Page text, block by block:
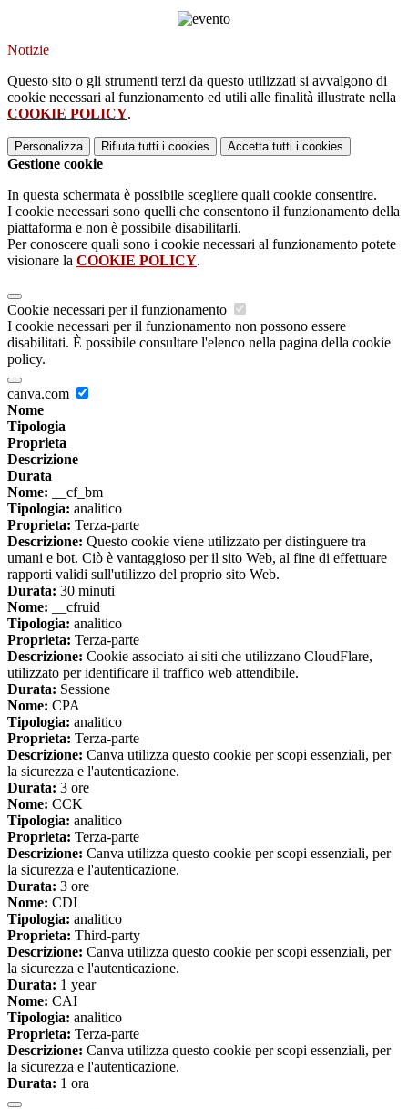
Notizie
Questo sito o gli strumenti terzi da questo utilizzati si avvalgono di
cookie necessari al funzionamento ed utili alle finalità illustrate nella
COOKIE POLICY.
Personalizza Rifiuta tutti i cookies Accetta tutti i cookies
Gestione cookie
In questa schermata è possibile scegliere quali cookie consentire.
I cookie necessari sono quelli che consentono il funzionamento della
piattaforma e non è possibile disabilitarli.
Per conoscere quali sono i cookie necessari al funzionamento potete
visionare la COOKIE POLICY.
Cookie necessari per il funzionamento
I cookie necessari per il funzionamento non possono essere
disabilitati. È possibile consultare l'elenco nella pagina della cookie
policy.
canva.com
Nome
Tipologia
Proprieta
Descrizione
Durata
Nome: __cf_bm
Tipologia: analitico
Proprieta: Terza-parte
Descrizione: Questo cookie viene utilizzato per distinguere tra
umani e bot. Ciò è vantaggioso per il sito Web, al fine di effettuare
rapporti validi sull'utilizzo del proprio sito Web.
Durata: 30 minuti
Nome: __cfruid
Tipologia: analitico
Proprieta: Terza-parte
Descrizione: Cookie associato ai siti che utilizzano CloudFlare,
utilizzato per identificare il traffico web attendibile.
Durata: Sessione
Nome: CPA
Tipologia: analitico
Proprieta: Terza-parte
Descrizione: Canva utilizza questo cookie per scopi essenziali, per
la sicurezza e l'autenticazione.
Durata: 3 ore
Nome: CCK
Tipologia: analitico
Proprieta: Terza-parte
Descrizione: Canva utilizza questo cookie per scopi essenziali, per
la sicurezza e l'autenticazione.
Durata: 3 ore
Nome: CDI
Tipologia: analitico
Proprieta: Third-party
Descrizione: Canva utilizza questo cookie per scopi essenziali, per
la sicurezza e l'autenticazione.
Durata: 1 year
Nome: CAI
Tipologia: analitico
Proprieta: Terza-parte
Descrizione: Canva utilizza questo cookie per scopi essenziali, per
la sicurezza e l'autenticazione.
Durata: 1 ora